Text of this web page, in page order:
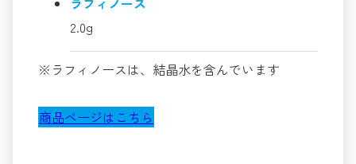
2.0g
※ラフィノースは、結晶水を含んでいます
商品ページはこちら